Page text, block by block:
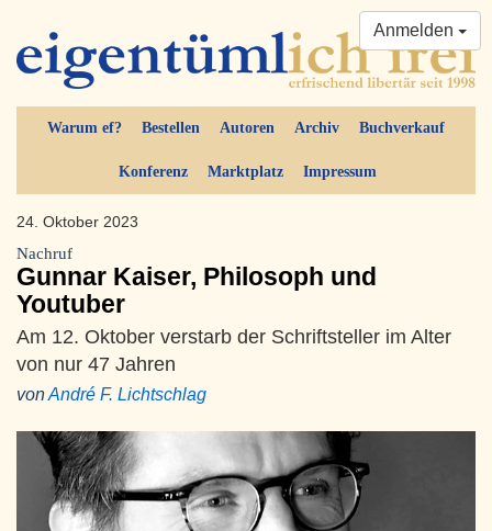
Warum ef? Bestellen Autoren Archiv Buchverkauf
Konferenz Marktplatz Impressum
Anmelden
24. Oktober 2023
Nachruf
Gunnar Kaiser, Philosoph und
Youtuber
Am 12. Oktober verstarb der Schriftsteller im Alter
von nur 47 Jahren
vonAndré F. Lichtschlag